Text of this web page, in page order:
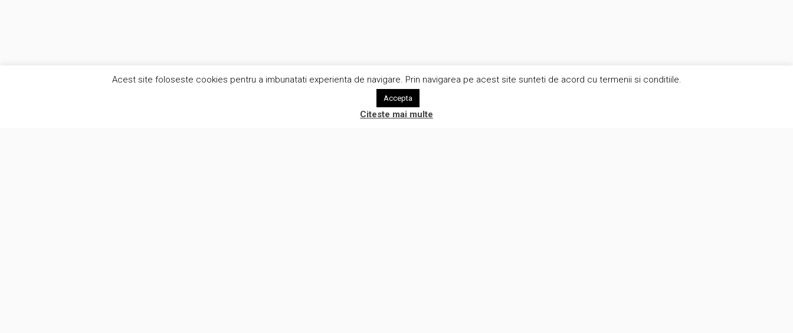
Acest site foloseste cookies pentru a imbunatati experienta de navigare. Prin navigarea pe acest site sunteti de acord cu termenii si conditiile.
Accepta
Citeste mai multe